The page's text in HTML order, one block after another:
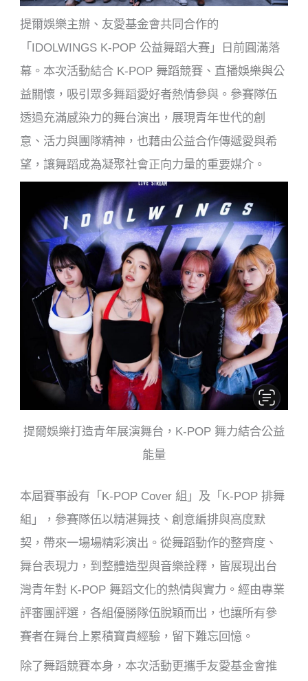
提爾娛樂主辦、友愛基金會共同合作的
「IDOLWINGS K-POP 公益舞蹈大賽」日前圓滿落
幕。本次活動結合 K-POP 舞蹈競賽、直播娛樂與公
益關懷，吸引眾多舞蹈愛好者熱情參與。參賽隊伍
透過充滿感染力的舞台演出，展現青年世代的創
意、活力與團隊精神，也藉由公益合作傳遞愛與希
望，讓舞蹈成為凝聚社會正向力量的重要媒介。
提爾娛樂打造青年展演舞台，K-POP 舞力結合公益
能量
本屆賽事設有「K-POP Cover 組」及「K-POP排舞
組 」，參賽隊伍以精湛舞技、創意編排與高度默
契，帶來一場場精彩演出。從舞蹈動作的整齊度、
舞台表現力，到整體造型與音樂詮釋，皆展現出台
灣青年對 K-POP 舞蹈文化的熱情與實力。經由專業
評審團評選，各組優勝隊伍脫穎而出，也讓所有參
賽者在舞台上累積寶貴經驗，留下難忘回憶。
除了舞蹈競賽本身，本次活動更攜手友愛基金會推